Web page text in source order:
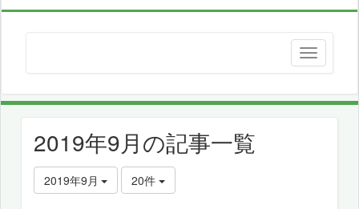
2019年9月の記事一覧
2019年9月 20件